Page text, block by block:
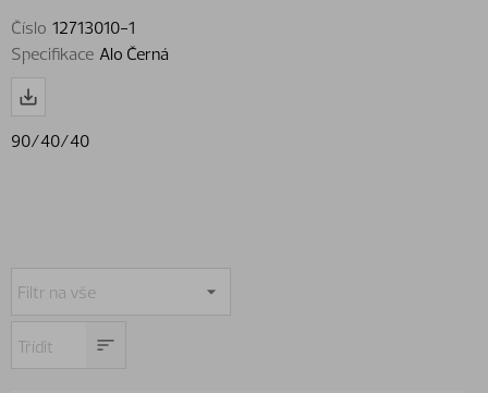
Číslo 12713010-1
Specifikace Alo Černá
90/40/40